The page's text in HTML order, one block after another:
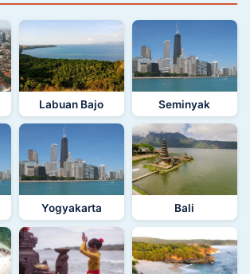
Labuan Bajo Seminyak
Yogyakarta Bali